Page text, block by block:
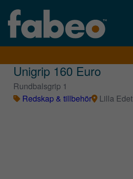
Unigrip 160 Euro
Rundbalsgrip 1
Redskap & tillbehör
Lilla Edet